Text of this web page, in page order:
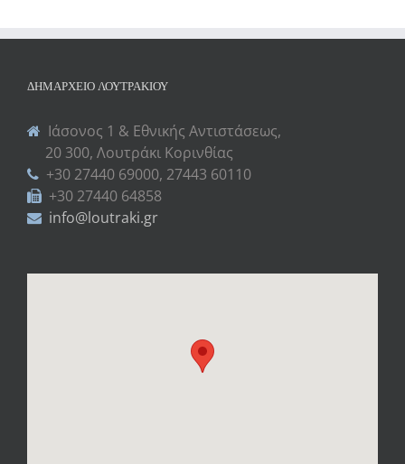
ΔΗΜΑΡΧΕΊΟ ΛΟΥΤΡΑΚΊΟΥ
Ιάσονος 1 & Εθνικής Αντιστάσεως,
20 300, Λουτράκι Κορινθίας
+30 27440 69000, 27443 60110
+30 27440 64858
info@loutraki.gr